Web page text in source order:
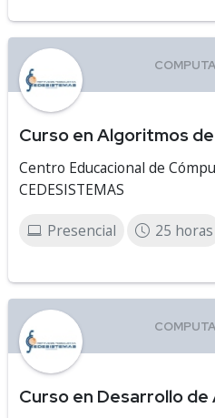
Curso en Algoritmos
Centro Educacional de
CEDESISTEMAS
Presencial 25 horas
Curso en Desarrollo de